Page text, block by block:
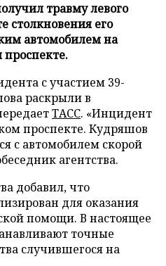
травму левого
столкновения его
автомобилем на
проспекте.
с участием 39-
раскрыли в
ТАСС. «Инцидент
проспекте. Кудряшов
с автомобилем скорой
агентства.
добавил, что
для оказания
помощи. В настоящее
точные
случившегося на